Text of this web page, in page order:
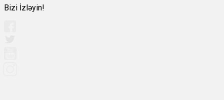
Bizi İzləyin!